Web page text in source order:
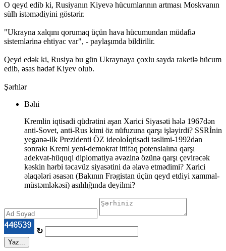
O qeyd edib ki, Rusiyanın Kiyevə hücumlarının artması Moskvanın
sülh istəmədiyini göstərir.
"Ukrayna xalqını qorumaq üçün hava hücumundan müdafiə
sistemlərinə ehtiyac var", - paylaşımda bildirilir.
Qeyd edək ki, Rusiya bu gün Ukraynaya çoxlu sayda raketlə hücum
edib, əsas hədəf Kiyev olub.
Şərhlər
Bəhi
Kremlin iqtisadi qüdrətini aşan Xarici Siyasəti hələ 1967dən
anti-Sovet, anti-Rus kimi öz nüfuzuna qarşı işləyirdi? SSRİnin
yeganə-ilk Prezidenti ÖZ ideoloİqtisadi təslimi-1992dən
sonrakı Kreml yeni-demokrat ittifaq potensialına qarşı
adekvat-hüquqi diplomatiya əvəzinə özünə qarşı çevirəcək
kəskin hərbi təcavüz siyasətini də əlavə etmədimi? Xarici
əlaqələri əsasən (Bakının Frəgistan üçün qeyd etdiyi xammal-
müstəmləkəsi) asılılığında deyilmi?
↻
Yaz...